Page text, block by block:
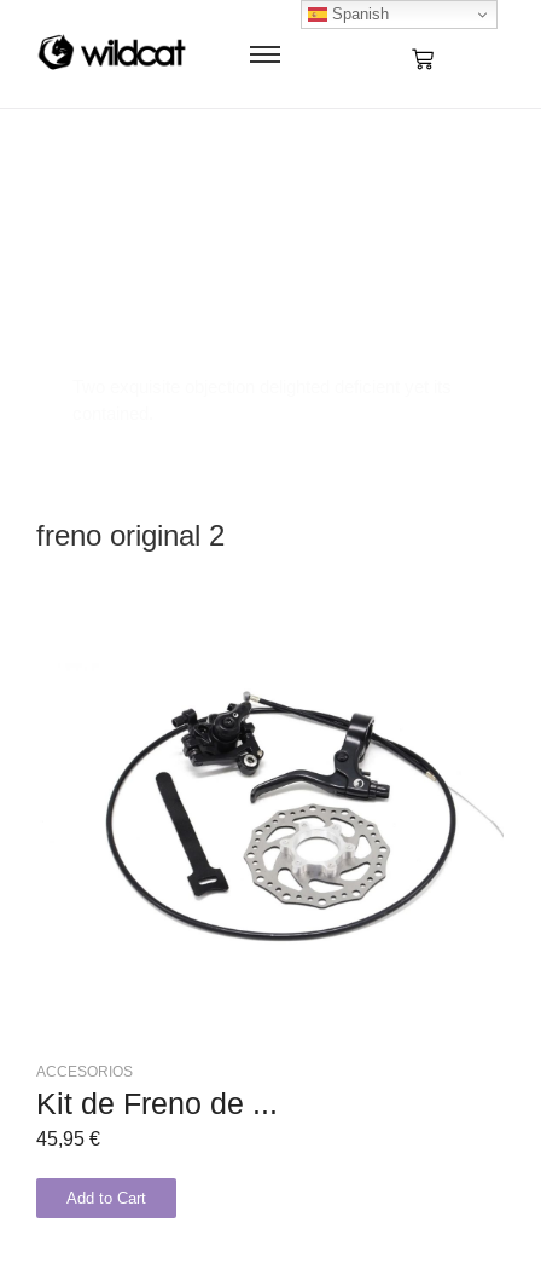
freno original 2
ACCESORIOS
Kit de Freno de ...
45,95 €
Add to Cart
Spanish